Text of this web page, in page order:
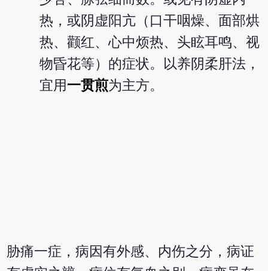
热，或阴虚阳亢（口干咽燥、面部烘
热、颧红、心中烦热、头眩耳鸣、视
物昏花等）的症状。以养阴柔肝法，
宜用 一贯煎为主方。
胁痛一症，病因有外感、内伤之分，病证